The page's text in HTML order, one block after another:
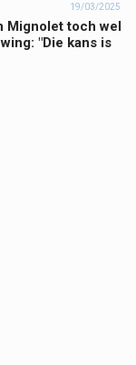
19/03/2025
Mignolet toch wel
"Die kans is